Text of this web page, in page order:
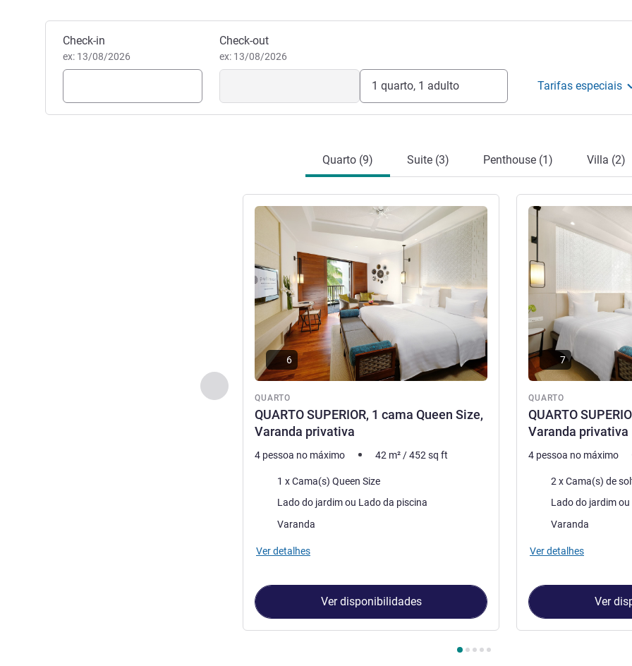
parque de diversões ideal" Agnaldo Garibaldi, Diretor do Hotel"
Agnaldo Garibaldi, Gestão hoteleira
Reservar este hotel
Check-in
ex: 13/08/2026
Check-out
ex: 13/08/2026
1 quarto, 1 adulto Tarifas especiais
Quarto (9) Suite (3) Penthouse (1) Villa (2)
Anterior - Quarto
QUARTO
QUARTO SUPERIOR, 1 cama Queen Size,
Varanda privativa
Ver detalhes
6
4 pessoa no máximo 42 m² /452 sq ft
Cama1 x Cama(s) Queen Size
Vistas:
Lado do jardim ou Lado da piscina
As vantagens do alojamento:
Varanda
Ver detalhes
Ver disponibilidades
QUARTO
QUARTO
Varanda privativa
Ver detalhes
7
4 pessoa no máximo
Cama2 x Cama(s) de
Vistas:
As vantagens do
Varanda
Ver detalhes
Ver